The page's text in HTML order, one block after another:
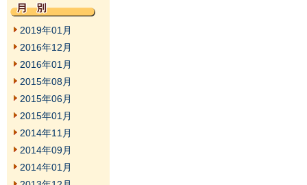
2019年01月
2016年12月
2016年01月
2015年08月
2015年06月
2015年01月
2014年11月
2014年09月
2014年01月